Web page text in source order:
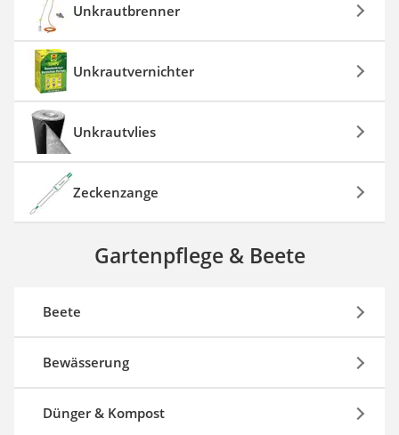
Unkrautbrenner
Unkrautvernichter
Unkrautvlies
Zeckenzange
Gartenpflege & Beete
Beete
Bewässerung
Dünger & Kompost